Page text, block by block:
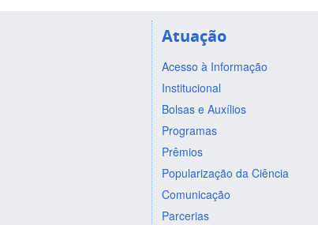
Atuação
Acesso à Informação
Institucional
Bolsas e Auxílios
Programas
Prêmios
Popularização da Ciência
Comunicação
Parcerias